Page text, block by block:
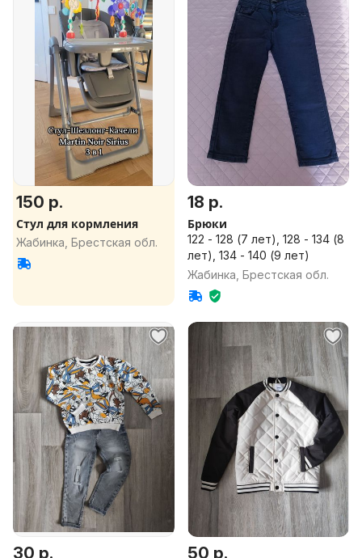
150 р.
Стул для кормления
Жабинка, Брестская обл.
18 р.
Брюки
122 - 128 (7 лет), 128 - 134 (8
лет), 134 - 140 (9 лет)
Жабинка, Брестская обл.
30 р. 50 р.